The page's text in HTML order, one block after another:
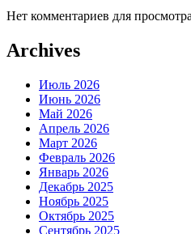
Нет комментариев для
Archives
Июль 2026
Июнь 2026
Май 2026
Апрель 2026
Март 2026
Февраль 2026
Январь 2026
Декабрь 2025
Ноябрь 2025
Октябрь 2025
Сентябрь 2025